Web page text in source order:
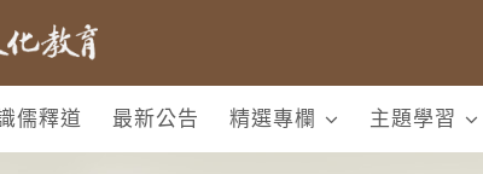
儒釋道 最新公告 精選專欄 主題學習